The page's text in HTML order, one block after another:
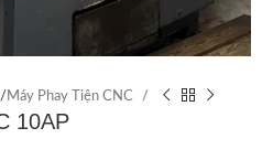
/ Máy Phay Tiện CNC
10AP